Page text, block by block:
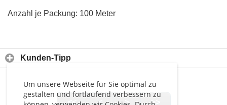
Um unsere Webseite für Sie optimal zu
gestalten und fortlaufend verbessern zu
Anzahl je Packung: 100 Meter
Kunden-Tipp
<< < > >>